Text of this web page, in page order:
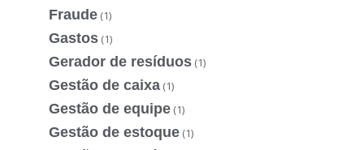
Fraude (1)
Gastos (1)
Gerador de resíduos (1)
Gestão de caixa (1)
Gestão de equipe (1)
Gestão de estoque (1)